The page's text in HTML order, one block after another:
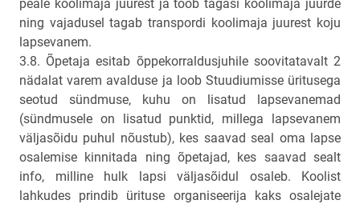
peale koolimaja juurest ja toob tagasi koolimaja juurde
ning vajadusel tagab transpordi koolimaja juurest koju
lapsevanem.
3.8. Õpetaja esitab õppekorraldusjuhile soovitatavalt 2
nädalat varem avalduse ja loob Stuudiumisse üritusega
seotud sündmuse, kuhu on lisatud lapsevanemad
(sündmusele on lisatud punktid, millega lapsevanem
väljasõidu puhul nõustub), kes saavad seal oma lapse
osalemise kinnitada ning õpetajad, kes saavad sealt
info, milline hulk lapsi väljasõidul osaleb. Koolist
lahkudes prindib ürituse organiseerija kaks osalejate